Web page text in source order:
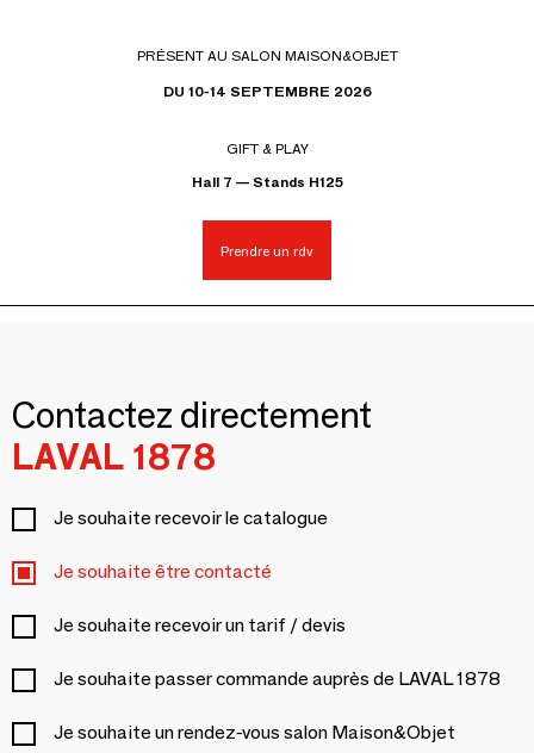
PRÉSENT AU SALON MAISON&OBJET
DU 10-14 SEPTEMBRE 2026
GIFT & PLAY
Hall 7 — Stands H125
Prendre un rdv
Contactez directement
LAVAL 1878
Je souhaite recevoir le catalogue
Je souhaite être contacté
Je souhaite recevoir un tarif / devis
Je souhaite passer commande auprès de LAVAL 1878
Je souhaite un rendez-vous salon Maison&Objet